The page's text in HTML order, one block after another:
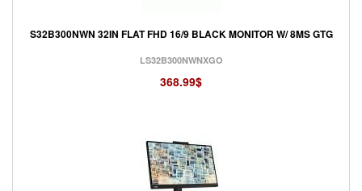
S32B300NWN 32IN FLAT FHD 16/9 BLACK MONITOR W/ 8MS GTG
LS32B300NWNXGO
368.99$